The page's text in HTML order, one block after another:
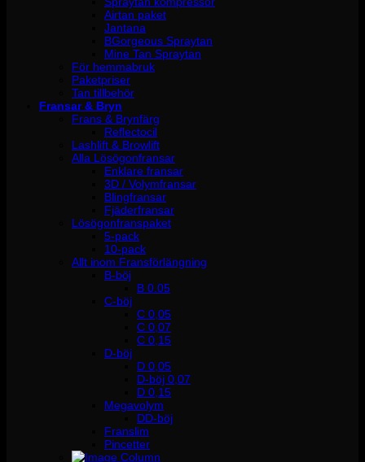
Airtan paket
Jantana
BGorgeous Spraytan
Mine Tan Spraytan
För hemmabruk
Paketpriser
Tan tillbehör
Fransar & Bryn
Frans & Brynfärg
Reflectocil
Lashlift & Browlift
Alla Lösögonfransar
Enklare fransar
3D / Volymfransar
Blingfransar
Fjäderfransar
Lösögonfranspaket
5-pack
10-pack
Allt inom Fransförlängning
B-böj
B 0.05
C-böj
C 0,05
C 0,07
C 0,15
D-böj
D 0,05
D-böj 0,07
D 0,15
Megavolym
DD-böj
Franslim
Pincetter